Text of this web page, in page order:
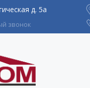
д. 5а
звонок